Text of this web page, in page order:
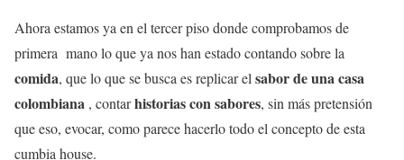
Ahora estamos ya en el tercer piso donde comprobamos de
primera mano lo que ya nos han estado contando sobre la
comida, que lo que se busca es replicar el sabor de una casa
colombiana , contarhistorias con sabores, sin más pretensión
que eso, evocar, como parece hacerlo todo el concepto de esta
cumbia house.